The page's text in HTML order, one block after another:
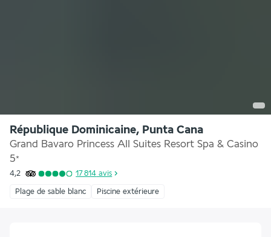
République Dominicaine, Punta Cana
Grand Bavaro Princess All Suites Resort Spa & Casino
5*
4,2 17 814 avis
Plage de sable blanc Piscine extérieure